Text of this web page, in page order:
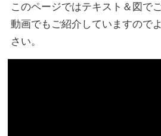
このページではテキスト＆図で
動画でもご紹介していますので
さい。